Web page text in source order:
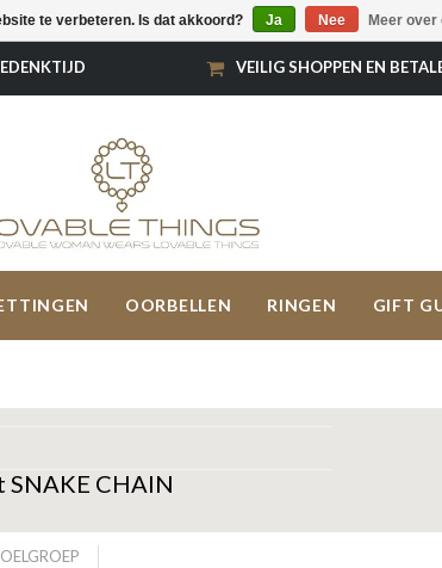
VEILIG SHOPPEN EN
OORBELLEN RINGEN GIFT
SNAKE CHAIN
te verbeteren. Is dat akkoord? Ja Nee Meer over